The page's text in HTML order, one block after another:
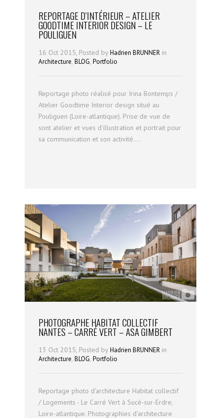
REPORTAGE D’INTÉRIEUR – ATELIER
GOODTIME INTERIOR DESIGN – LE
POULIGUEN
16 Oct 2015, Posted by Hadrien BRUNNER in
Architecture, BLOG, Portfolio
Reportage photo réalisé pour Irina Bontemps /
Atelier Goodtime Interior design situé au
Pouliguen (Loire-atlantique). Prise de vue de
sont atelier et vues d'illustration et portrait pour
sa communication et son activité....
PHOTOGRAPHE HABITAT COLLECTIF
NANTES – CARRÉ VERT – ASA GIMBERT
13 Oct 2015, Posted by Hadrien BRUNNER in
Architecture, BLOG, Portfolio
Reportage photo d'architecture Habitat collectif
/ Logements - Le Carré Vert à Sucé-sur-Erdre,
Loire-atlantique. Photographies d'architecture